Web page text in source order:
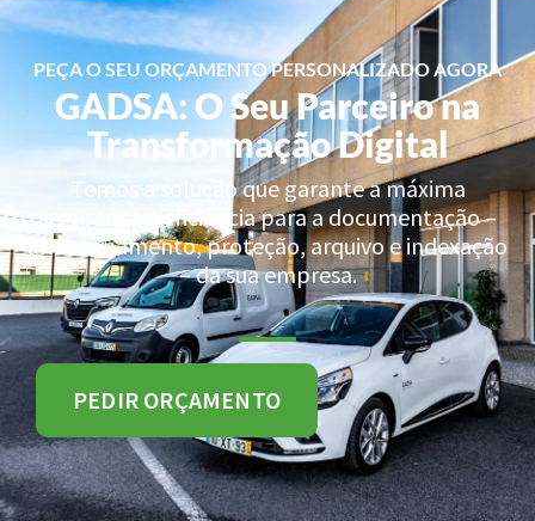
PEÇA O SEU ORÇAMENTO PERSONALIZADO AGORA
GADSA: O Seu Parceiro na
Transformação Digital
Temos a solução que garante a máxima
segurança e eficiência para a documentação –
armazenamento, proteção, arquivo e indexação
– da sua empresa.
PEDIR ORÇAMENTO